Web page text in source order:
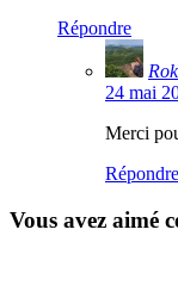
Répondre
24 mai
Merci
Répondre
Vous avez aimé